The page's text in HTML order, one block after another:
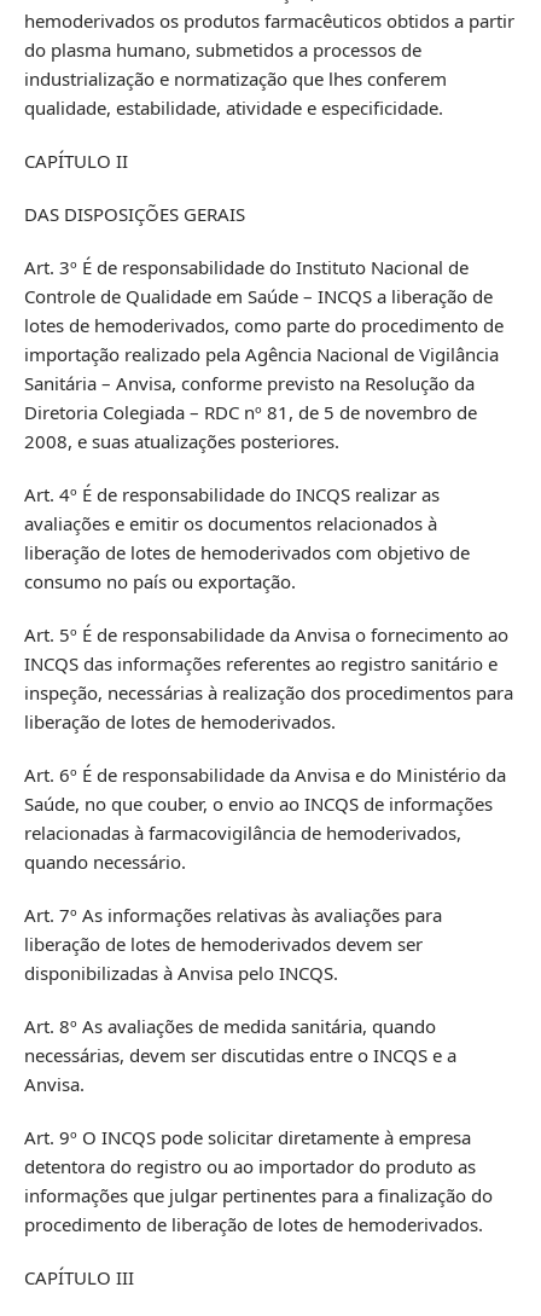
hemoderivados os produtos farmacêuticos obtidos a partir
do plasma humano, submetidos a processos de
industrialização e normatização que lhes conferem
qualidade, estabilidade, atividade e especificidade.
CAPÍTULO II
DAS DISPOSIÇÕES GERAIS
Art. 3º É de responsabilidade do Instituto Nacional de
Controle de Qualidade em Saúde – INCQS a liberação de
lotes de hemoderivados, como parte do procedimento de
importação realizado pela Agência Nacional de Vigilância
Sanitária – Anvisa, conforme previsto na Resolução da
Diretoria Colegiada – RDC nº 81, de 5 de novembro de
2008, e suas atualizações posteriores.
Art. 4º É de responsabilidade do INCQS realizar as
avaliações e emitir os documentos relacionados à
liberação de lotes de hemoderivados com objetivo de
consumo no país ou exportação.
Art. 5º É de responsabilidade da Anvisa o fornecimento ao
INCQS das informações referentes ao registro sanitário e
inspeção, necessárias à realização dos procedimentos para
liberação de lotes de hemoderivados.
Art. 6º É de responsabilidade da Anvisa e do Ministério da
Saúde, no que couber, o envio ao INCQS de informações
relacionadas à farmacovigilância de hemoderivados,
quando necessário.
Art. 7º As informações relativas às avaliações para
liberação de lotes de hemoderivados devem ser
disponibilizadas à Anvisa pelo INCQS.
Art. 8º As avaliações de medida sanitária, quando
necessárias, devem ser discutidas entre o INCQS e a
Anvisa.
Art. 9º O INCQS pode solicitar diretamente à empresa
detentora do registro ou ao importador do produto as
informações que julgar pertinentes para a finalização do
procedimento de liberação de lotes de hemoderivados.
CAPÍTULO III